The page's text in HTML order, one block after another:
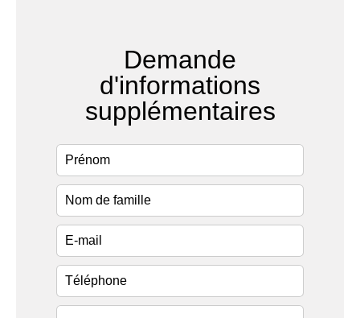
Demande
d'informations
supplémentaires